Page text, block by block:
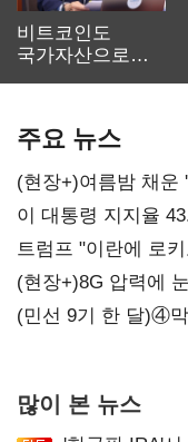
비트코인도
국가자산으로…'
주요 뉴스
(현장+)여름밤 채
이 대통령 지지율
'하락'
트럼프 "이란에 로
압박 시사
(현장+)8G 압력에
화려한 에어쇼 뒤
(민선 9기 한 달)④
많이 본 뉴스